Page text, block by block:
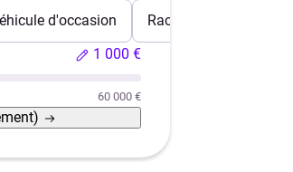
d'occasion Rachat de crédits
1 000 €
60 000 €